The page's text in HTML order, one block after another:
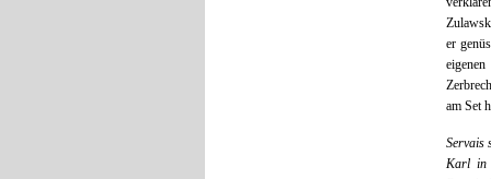
er
am Set
Servais
Karl in